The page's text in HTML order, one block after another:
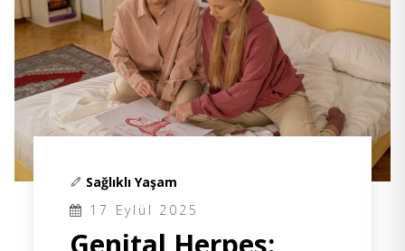
Sağlıklı Yaşam
17 Eylül 2025